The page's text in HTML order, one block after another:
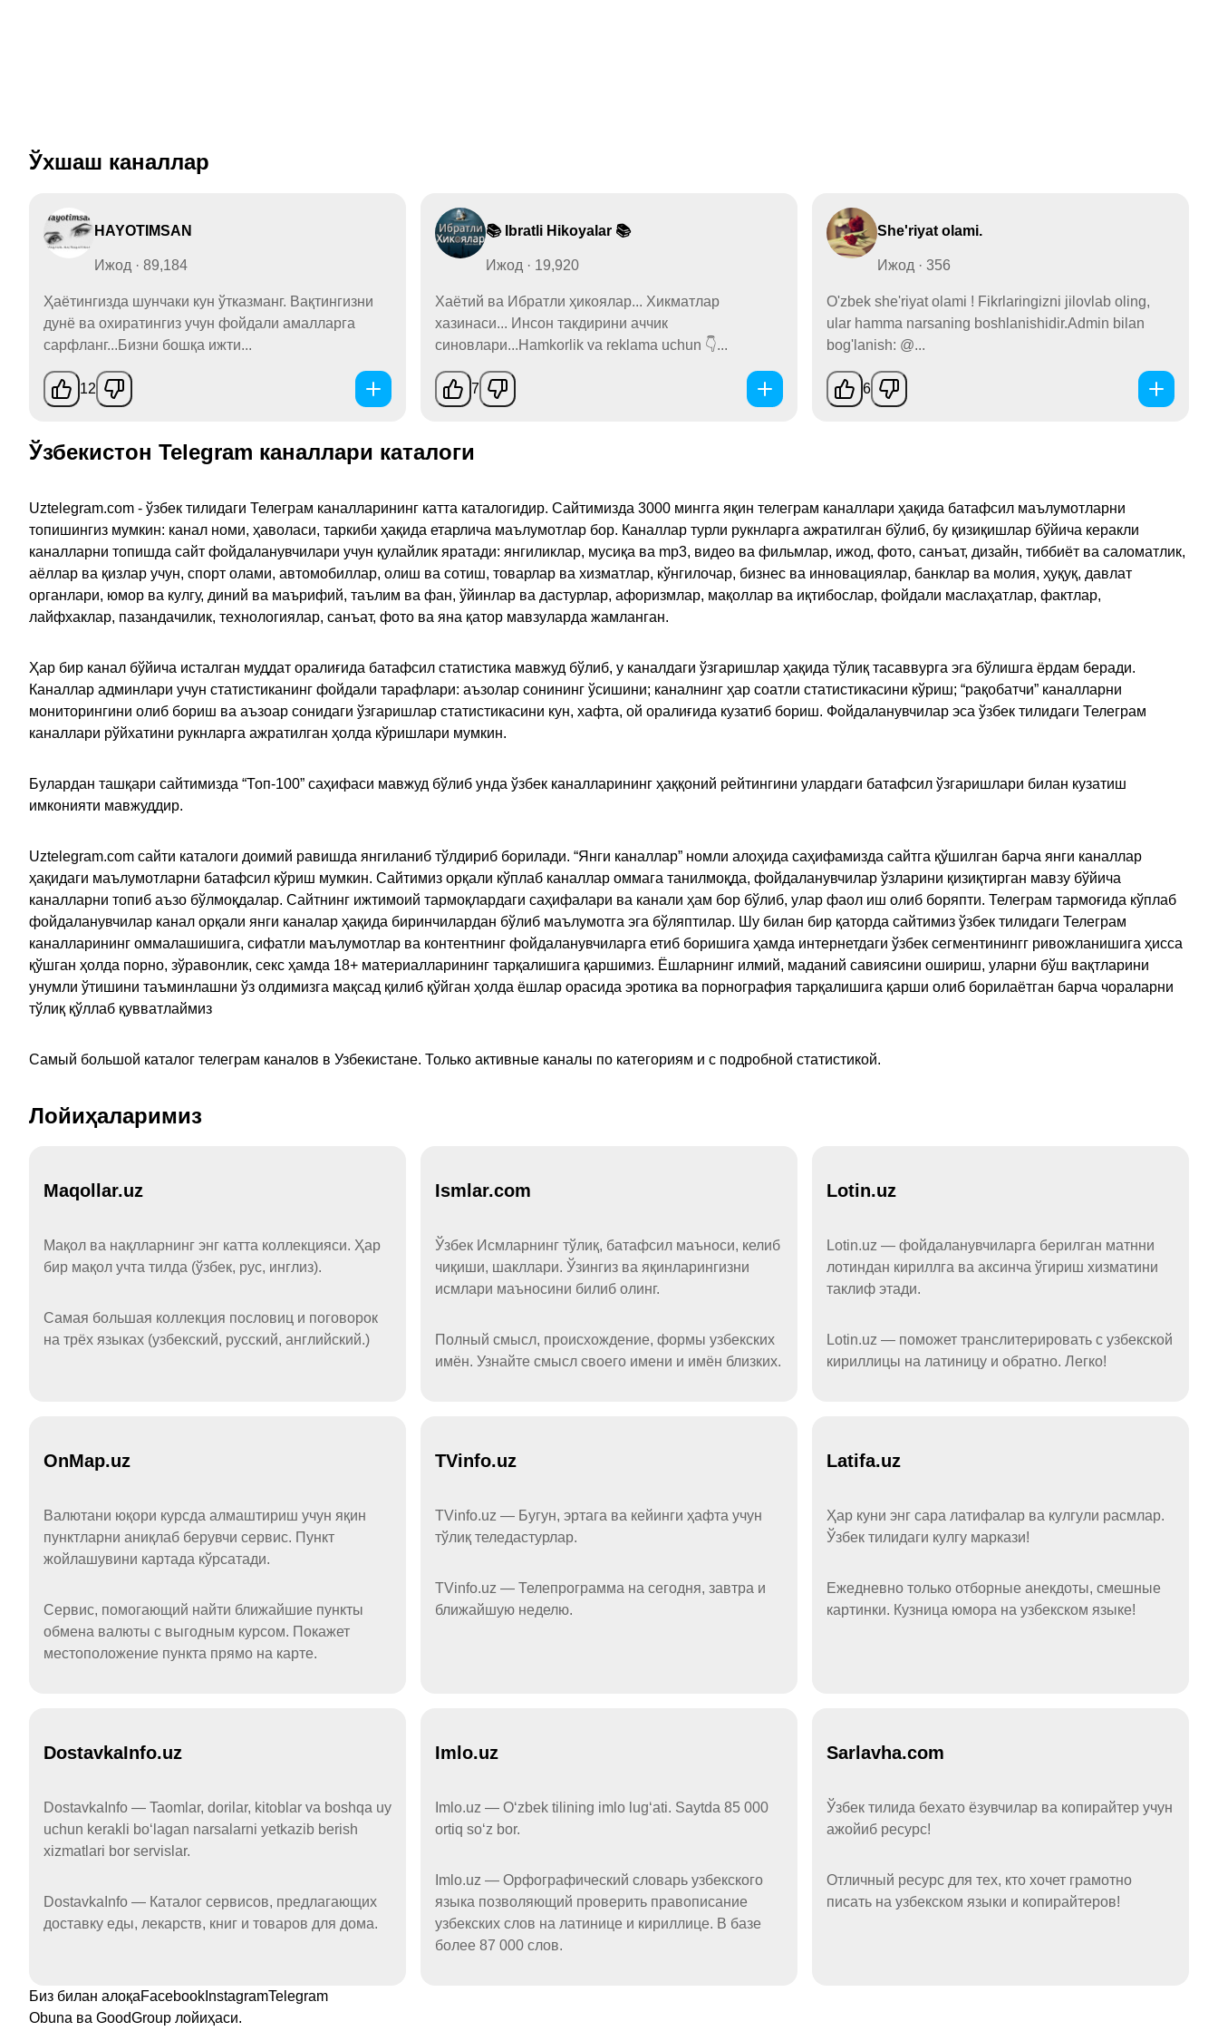
Ўхшаш каналлар
HAYOTIMSAN
Ижод · 89,184
Ҳаётингизда шунчаки кун ўтказманг. Вақтингизни
дунё ва охиратингиз учун фойдали амалларга
сарфланг...Бизни бошқа ижти...
12
📚 Ibratli Hikoyalar 📚
Ижод · 19,920
Хаётий ва Ибратли ҳикоялар... Хикматлар
хазинаси... Инсон такдирини аччик
синовлари...Hamkorlik va reklama uchun 👇...
7
She'riyat olami.
Ижод · 356
O'zbek she'riyat olami ! Fikrlaringizni jilovlab oling,
ular hamma narsaning boshlanishidir.Admin bilan
bog'lanish: @...
6
Ўзбекистон Telegram каналлари каталоги
Uztelegram.com - ўзбек тилидаги Телеграм каналларининг катта каталогидир. Сайтимизда 3000 мингга яқин телеграм каналлари ҳақида батафсил маълумотларни
топишингиз мумкин: канал номи, ҳаволаси, таркиби ҳақида етарлича маълумотлар бор. Каналлар турли рукнларга ажратилган бўлиб, бу қизиқишлар бўйича керакли
каналларни топишда сайт фойдаланувчилари учун қулайлик яратади: янгиликлар, мусиқа ва mp3, видео ва фильмлар, ижод, фото, санъат, дизайн, тиббиёт ва саломатлик,
аёллар ва қизлар учун, спорт олами, автомобиллар, олиш ва сотиш, товарлар ва хизматлар, кўнгилочар, бизнес ва инновациялар, банклар ва молия, ҳуқуқ, давлат
органлари, юмор ва кулгу, диний ва маърифий, таълим ва фан, ўйинлар ва дастурлар, афоризмлар, мақоллар ва иқтибослар, фойдали маслаҳатлар, фактлар,
лайфхаклар, пазандачилик, технологиялар, санъат, фото ва яна қатор мавзуларда жамланган.
Ҳар бир канал бўйича исталган муддат оралиғида батафсил статистика мавжуд бўлиб, у каналдаги ўзгаришлар ҳақида тўлиқ тасаввурга эга бўлишга ёрдам беради.
Каналлар админлари учун статистиканинг фойдали тарафлари: аъзолар сонининг ўсишини; каналнинг ҳар соатли статистикасини кўриш; “рақобатчи” каналларни
мониторингини олиб бориш ва аъзоар сонидаги ўзгаришлар статистикасини кун, хафта, ой оралиғида кузатиб бориш. Фойдаланувчилар эса ўзбек тилидаги Телеграм
каналлари рўйхатини рукнларга ажратилган ҳолда кўришлари мумкин.
Булардан ташқари сайтимизда “Топ-100” саҳифаси мавжуд бўлиб унда ўзбек каналларининг ҳаққоний рейтингини улардаги батафсил ўзгаришлари билан кузатиш
имконияти мавжуддир.
Uztelegram.com сайти каталоги доимий равишда янгиланиб тўлдириб борилади. “Янги каналлар” номли алоҳида саҳифамизда сайтга қўшилган барча янги каналлар
ҳақидаги маълумотларни батафсил кўриш мумкин. Сайтимиз орқали кўплаб каналлар оммага танилмоқда, фойдаланувчилар ўзларини қизиқтирган мавзу бўйича
каналларни топиб аъзо бўлмоқдалар. Сайтнинг ижтимоий тармоқлардаги саҳифалари ва канали ҳам бор бўлиб, улар фаол иш олиб боряпти. Телеграм тармоғида кўплаб
фойдаланувчилар канал орқали янги каналар ҳақида биринчилардан бўлиб маълумотга эга бўляптилар. Шу билан бир қаторда сайтимиз ўзбек тилидаги Телеграм
каналларининг оммалашишига, сифатли маълумотлар ва контентнинг фойдаланувчиларга етиб боришига ҳамда интернетдаги ўзбек сегментинингг ривожланишига ҳисса
қўшган ҳолда порно, зўравонлик, секс ҳамда 18+ материалларининг тарқалишига қаршимиз. Ёшларнинг илмий, маданий савиясини ошириш, уларни бўш вақтларини
унумли ўтишини таъминлашни ўз олдимизга мақсад қилиб қўйган ҳолда ёшлар орасида эротика ва порнография тарқалишига қарши олиб борилаётган барча чораларни
тўлиқ қўллаб қувватлаймиз
Самый большой каталог телеграм каналов в Узбекистане. Только активные каналы по категориям и с подробной статистикой.
Лойиҳаларимиз
Maqollar.uz
Мақол ва нақлларнинг энг катта коллекцияси. Ҳар
бир мақол учта тилда (ўзбек, рус, инглиз).
Самая большая коллекция пословиц и поговорок
на трёх языках (узбекский, русский, английский.)
Ismlar.com
Ўзбек Исмларнинг тўлиқ, батафсил маъноси, келиб
чиқиши, шакллари. Ўзингиз ва яқинларингизни
исмлари маъносини билиб олинг.
Полный смысл, происхождение, формы узбекских
имён. Узнайте смысл своего имени и имён близких.
Lotin.uz
Lotin.uz — фойдаланувчиларга берилган матнни
лотиндан кириллга ва аксинча ўгириш хизматини
таклиф этади.
Lotin.uz — поможет транслитерировать с узбекской
кириллицы на латиницу и обратно. Легко!
OnMap.uz
Валютани юқори курсда алмаштириш учун яқин
пунктларни аниқлаб берувчи сервис. Пункт
жойлашувини картада кўрсатади.
Сервис, помогающий найти ближайшие пункты
обмена валюты с выгодным курсом. Покажет
местоположение пункта прямо на карте.
TVinfo.uz
TVinfo.uz — Бугун, эртага ва кейинги ҳафта учун
тўлиқ теледастурлар.
TVinfo.uz — Телепрограмма на сегодня, завтра и
ближайшую неделю.
Latifa.uz
Ҳар куни энг сара латифалар ва кулгули расмлар.
Ўзбек тилидаги кулгу маркази!
Ежедневно только отборные анекдоты, смешные
картинки. Кузница юмора на узбекском языке!
DostavkaInfo.uz
DostavkaInfo — Taomlar, dorilar, kitoblar va boshqa uy
uchun kerakli boʻlagan narsalarni yetkazib berish
xizmatlari bor servislar.
DostavkaInfo — Каталог сервисов, предлагающих
доставку еды, лекарств, книг и товаров для дома.
Imlo.uz
Imlo.uz — Oʻzbek tilining imlo lugʻati. Saytda 85 000
ortiq soʻz bor.
Imlo.uz — Орфографический словарь узбекского
языка позволяющий проверить правописание
узбекских слов на латинице и кириллице. В базе
более 87 000 слов.
Sarlavha.com
Ўзбек тилида бехато ёзувчилар ва копирайтер учун
ажойиб ресурс!
Отличный ресурс для тех, кто хочет грамотно
писать на узбекском языки и копирайтеров!
Биз билан алоқаFacebook InstagramTelegram
Obuna ва GoodGroup лойиҳаси.